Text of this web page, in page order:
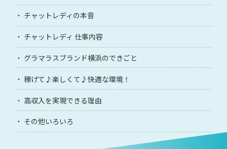
チャットレディの本音
チャットレディ 仕事内容
グラマラスブランド横浜のできごと
稼げて♪楽しくて♪快適な環境！
高収入を実現できる理由
その他いろいろ